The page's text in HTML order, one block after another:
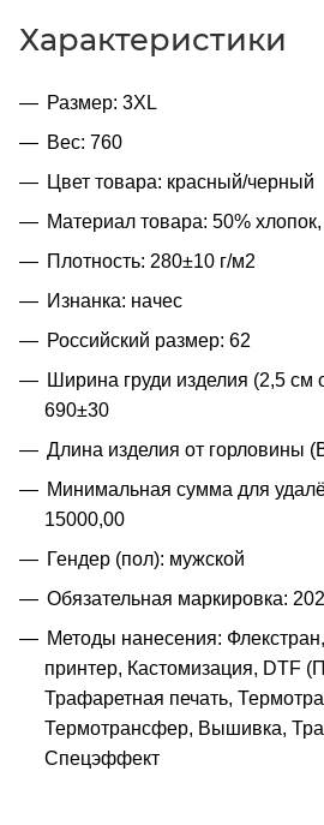
Характеристики
Размер: 3XL
Вес: 760
Цвет товара: красный/черный
Материал товара: 50%
Плотность: 280±10 г/м2
Изнанка: начес
Российский размер: 62
Ширина груди изделия (2,5 см
690±30
Длина изделия от горловины
Минимальная сумма для
15000,00
Гендер (пол): мужской
Обязательная маркировка:
Методы нанесения:
принтер, Кастомизация, DTF
Трафаретная печать,
Термотрансфер, Вышивка,
Спецэффект